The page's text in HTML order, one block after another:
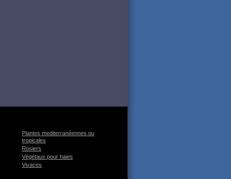
Plantes mediterranéennes ou
tropicales
Rosiers
Végétaux pour haies
Vivaces